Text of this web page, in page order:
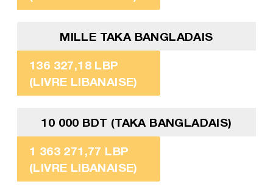
MILLE TAKA BANGLADAIS
136 327,18 LBP
(LIVRE LIBANAISE)
10 000 BDT (TAKA BANGLADAIS)
1 363 271,77 LBP
(LIVRE LIBANAISE)